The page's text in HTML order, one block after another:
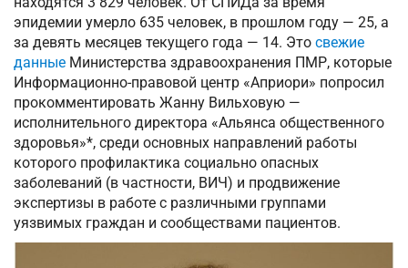
эпидемии умерло 635 человек, в прошлом году — 25, а
за девять месяцев текущего года — 14. Это свежие
данные Министерства здравоохранения ПМР, которые
Информационно-правовой центр «Априори» попросил
прокомментировать Жанну Вильховую —
исполнительного директора «Альянса общественного
здоровья»*, среди основных направлений работы
которого профилактика социально опасных
заболеваний (в частности, ВИЧ) и продвижение
экспертизы в работе с различными группами
уязвимых граждан и сообществами пациентов.